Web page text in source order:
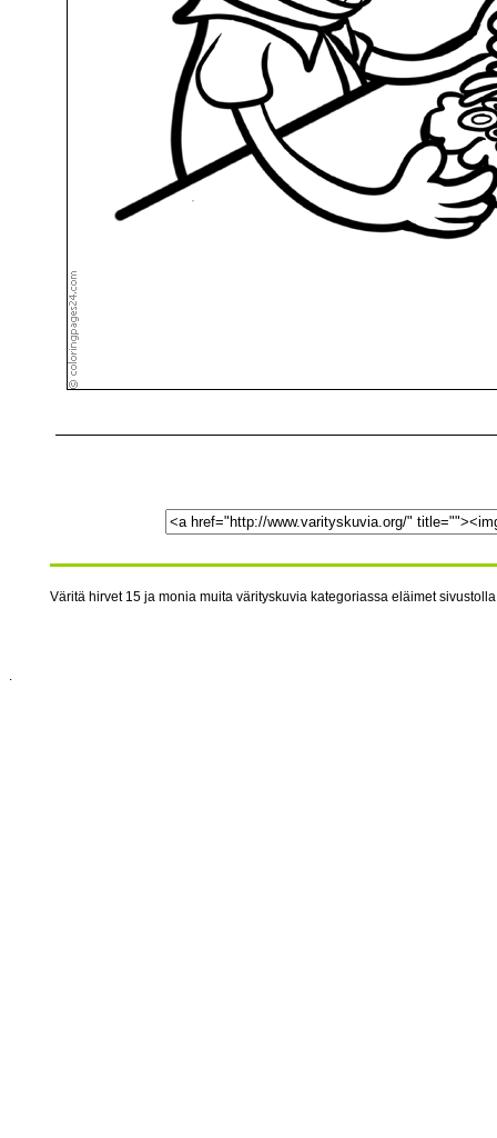
Väritä hirvet 15 ja monia muita värityskuvia kategoriassa eläimet
.